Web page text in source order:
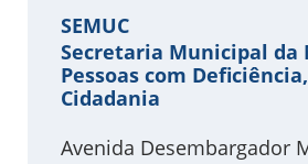
SEMUC
Secretaria Municipal da
Pessoas com
Cidadania
Avenida Desembargador